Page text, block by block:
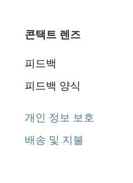
콘택트 렌즈
피드백
피드백 양식
개인 정보 보호
배송 및 지불